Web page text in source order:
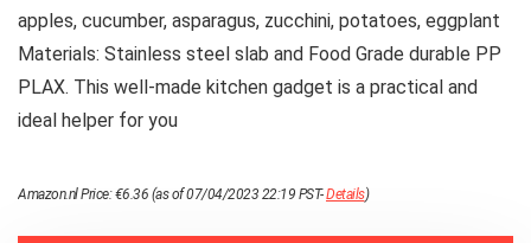
apples, cucumber, asparagus, zucchini, potatoes, eggplant
Materials: Stainless steel slab and Food Grade durable PP
PLAX. This well-made kitchen gadget is a practical and
ideal helper for you
Amazon.nl Price:€6.36 (as of 07/04/2023 22:19 PST-Details)